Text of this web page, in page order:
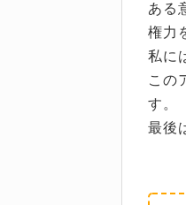
ある
権力
私に
この
す。
最後